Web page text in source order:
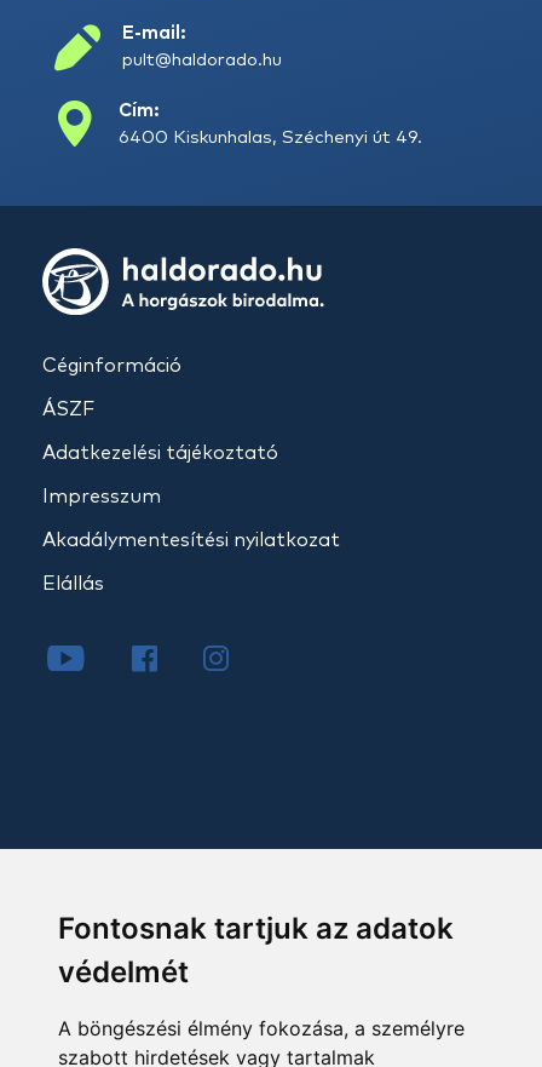
Fontosnak tartjuk az adatok
védelmét
A böngészési élmény fokozása, a személyre
szabott hirdetések vagy tartalmak
E-mail:
pult@haldorado.hu
Cím:
6400 Kiskunhalas, Széchenyi út 49.
Céginformáció
ÁSZF
Adatkezelési tájékoztató
Impresszum
Akadálymentesítési nyilatkozat
Elállás